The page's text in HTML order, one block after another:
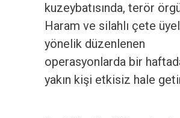
kuzeybatısında, terör
Haram ve silahlı çete
yönelik düzenlenen
operasyonlarda bir
yakın kişi etkisiz hale